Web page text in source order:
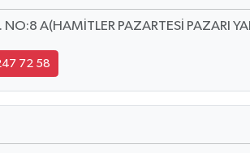
A(HAMİTLER PAZARTESİ PAZARI
72 58